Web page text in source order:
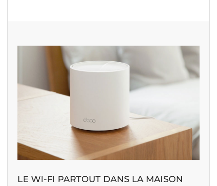
LE WI-FI PARTOUT DANS LA MAISON